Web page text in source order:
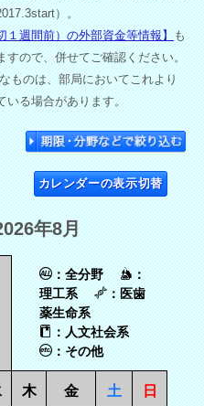
）。
１週間前）の外部資金等情報】も
すので、併せてご確認ください。
のは、部局においてこれより
いる場合があります。
カレンダーの表示切替
年8月
：全分野
：
理工系
：医歯
薬生命系
：人文社会系
：その他
木 金 土 日